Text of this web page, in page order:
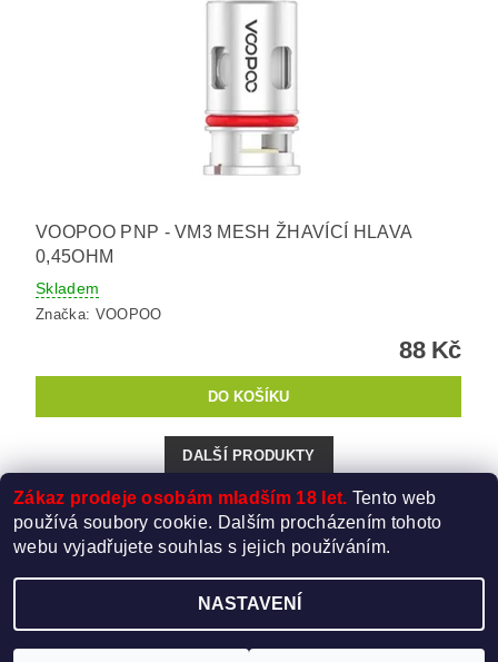
VOOPOO PNP - VM3 MESH ŽHAVÍCÍ HLAVA
0,45OHM
Skladem
Značka: VOOPOO
88 Kč
DALŠÍ PRODUKTY
1
Vytvořil Shoptet
Zákaz prodeje osobám mladším 18 let. Tento web
používá soubory cookie. Dalším procházením tohoto
webu vyjadřujete souhlas s jejich používáním.
NASTAVENÍ